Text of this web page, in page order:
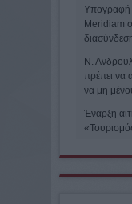
Υπογραφή
Meridiam
Ν.
πρέπει να
να μη
Έναρξη